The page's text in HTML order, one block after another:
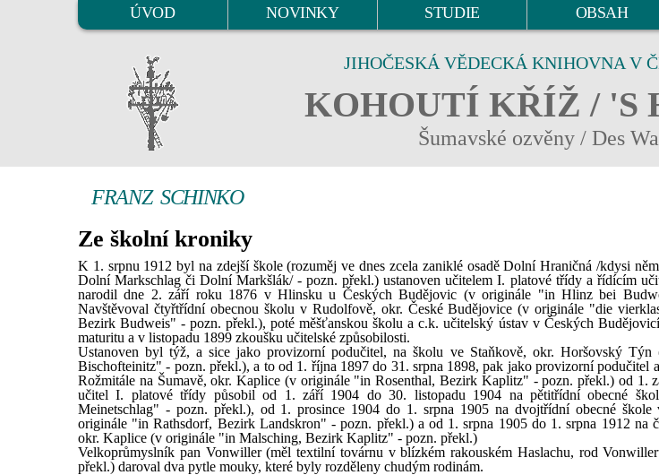
ÚVOD NOVINKY STUDIE OBSAH
JIHOČESKÁ VĚDECKÁ KNIHOVNA V
KOHOUTÍ KŘÍŽ / 'S
Šumavské ozvěny / Des
FRANZ SCHINKO
Ze školní kroniky
K 1. srpnu 1912 byl na zdejší škole (rozuměj ve dnes zcela zaniklé osadě Dolní Hraničná /kdysi
Dolní Markschlag či Dolní Markšlák/ - pozn. překl.) ustanoven učitelem I. platové třídy a řídícím
narodil dne 2. září roku 1876 v Hlinsku u Českých Budějovic (v originále "in Hlinz bei
Navštěvoval čtyřtřídní obecnou školu v Rudolfově, okr. České Budějovice (v originále "die
Bezirk Budweis" - pozn. překl.), poté měšťanskou školu a c.k. učitelský ústav v Českých
maturitu a v listopadu 1899 zkoušku učitelské způsobilosti.
Ustanoven byl týž, a sice jako provizorní podučitel, na školu ve Staňkově, okr. Horšovský
Bischofteinitz" - pozn. překl.), a to od 1. října 1897 do 31. srpna 1898, pak jako provizorní podučitel
Rožmitále na Šumavě, okr. Kaplice (v originále "in Rosenthal, Bezirk Kaplitz" - pozn. překl.) od 1.
učitel I. platové třídy působil od 1. září 1904 do 30. listopadu 1904 na pětitřídní obecné
Meinetschlag" - pozn. překl.), od 1. prosince 1904 do 1. srpna 1905 na dvojtřídní obecné
originále "in Rathsdorf, Bezirk Landskron" - pozn. překl.) a od 1. srpna 1905 do 1. srpna 1912 na
okr. Kaplice (v originále "in Malsching, Bezirk Kaplitz" - pozn. překl.)
Velkoprůmyslník pan Vonwiller (měl textilní továrnu v blízkém rakouském Haslachu, rod
překl.) daroval dva pytle mouky, které byly rozděleny chudým rodinám.